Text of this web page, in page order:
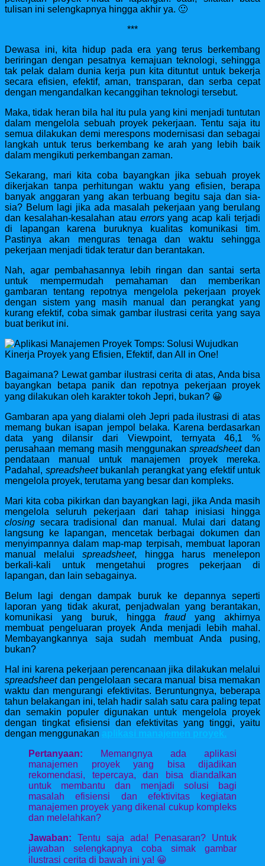
tulisan ini selengkapnya hingga akhir ya. 🙂
***
Dewasa ini, kita hidup pada era yang terus berkembang
beriringan dengan pesatnya kemajuan teknologi, sehingga
tak pelak dalam dunia kerja pun kita dituntut untuk bekerja
secara efisien, efektif, aman, transparan, dan serba cepat
dengan mengandalkan kecanggihan teknologi tersebut.
Maka, tidak heran bila hal itu pula yang kini menjadi tuntutan
dalam mengelola sebuah proyek pekerjaan. Tentu saja itu
semua dilakukan demi merespons modernisasi dan sebagai
langkah untuk terus berkembang ke arah yang lebih baik
dalam mengikuti perkembangan zaman.
Sekarang, mari kita coba bayangkan jika sebuah proyek
dikerjakan tanpa perhitungan waktu yang efisien, berapa
banyak anggaran yang akan terbuang begitu saja dan sia-
sia? Belum lagi jika ada masalah pekerjaan yang berulang
dan kesalahan-kesalahan atau errorsyang acap kali terjadi
di lapangan karena buruknya kualitas komunikasi tim.
Pastinya akan menguras tenaga dan waktu sehingga
pekerjaan menjadi tidak teratur dan berantakan.
Nah, agar pembahasannya lebih ringan dan santai serta
untuk mempermudah pemahaman dan memberikan
gambaran tentang repotnya mengelola pekerjaan proyek
dengan sistem yang masih manual dan perangkat yang
kurang efektif, coba simak gambar ilustrasi cerita yang saya
buat berikut ini.
Bagaimana? Lewat gambar ilustrasi cerita di atas, Anda bisa
bayangkan betapa panik dan repotnya pekerjaan proyek
yang dilakukan oleh karakter tokoh Jepri, bukan? 😀
Gambaran apa yang dialami oleh Jepri pada ilustrasi di atas
memang bukan isapan jempol belaka. Karena berdasarkan
data yang dilansir dari Viewpoint, ternyata 46,1 %
perusahaan memang masih menggunakan spreadsheetdan
pendataan manual untuk manajemen proyek mereka.
Padahal, spreadsheetbukanlah perangkat yang efektif untuk
mengelola proyek, terutama yang besar dan kompleks.
Mari kita coba pikirkan dan bayangkan lagi, jika Anda masih
mengelola seluruh pekerjaan dari tahap inisiasi hingga
closing secara tradisional dan manual. Mulai dari datang
langsung ke lapangan, mencetak berbagai dokumen dan
menyimpannya dalam map-map terpisah, membuat laporan
manual melaluispreadsheet, hingga harus menelepon
berkali-kali untuk mengetahui progres pekerjaan di
lapangan, dan lain sebagainya.
Belum lagi dengan dampak buruk ke depannya seperti
laporan yang tidak akurat, penjadwalan yang berantakan,
komunikasi yang buruk, hingga fraudyang akhirnya
membuat pengeluaran proyek Anda menjadi lebih mahal.
Membayangkannya saja sudah membuat Anda pusing,
bukan?
Hal ini karena pekerjaan perencanaan jika dilakukan melalui
spreadsheetdan pengelolaan secara manual bisa memakan
waktu dan mengurangi efektivitas. Beruntungnya, beberapa
tahun belakangan ini, telah hadir salah satu cara paling tepat
dan semakin populer digunakan untuk mengelola proyek
dengan tingkat efisiensi dan efektivitas yang tinggi, yaitu
dengan menggunakan aplikasi manajemen proyek.
Pertanyaan: Memangnya ada aplikasi
manajemen proyek yang bisa dijadikan
rekomendasi, tepercaya, dan bisa diandalkan
untuk membantu dan menjadi solusi bagi
masalah efisiensi dan efektivitas kegiatan
manajemen proyek yang dikenal cukup kompleks
dan melelahkan?
Jawaban: Tentu saja ada! Penasaran? Untuk
jawaban selengkapnya coba simak gambar
ilustrasi cerita di bawah ini ya! 😀